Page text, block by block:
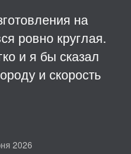
на
ровно круглая.
и я бы сказал
и скорость
2026